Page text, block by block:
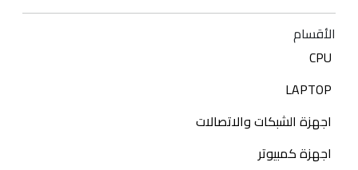
الأقسام
CPU
LAPTOP
اجهزة الشبكات والاتصالات
اجهزة كمبيوتر